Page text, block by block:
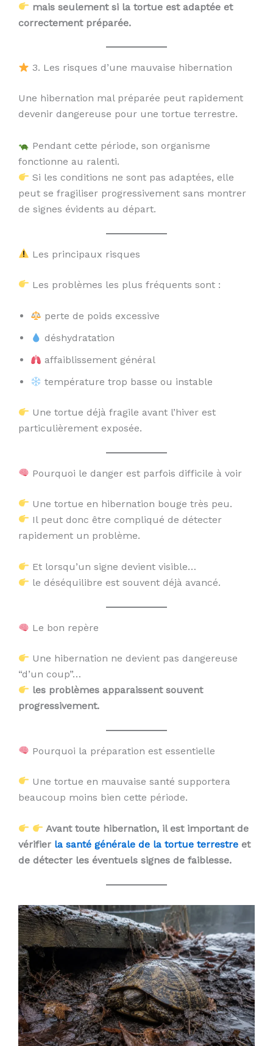
mais seulement si la tortue est adaptée et
correctement préparée.
3. Les risques d’une mauvaise hibernation
Une hibernation mal préparée peut rapidement
devenir dangereuse pour une tortue terrestre.
Pendant cette période, son organisme
fonctionne au ralenti.
Si les conditions ne sont pas adaptées, elle
peut se fragiliser progressivement sans montrer
de signes évidents au départ.
Les principaux risques
Les problèmes les plus fréquents sont :
perte de poids excessive
déshydratation
affaiblissement général
température trop basse ou instable
Une tortue déjà fragile avant l’hiver est
particulièrement exposée.
Pourquoi le danger est parfois difficile à voir
Une tortue en hibernation bouge très peu.
Il peut donc être compliqué de détecter
rapidement un problème.
Et lorsqu’un signe devient visible…
le déséquilibre est souvent déjà avancé.
Le bon repère
Une hibernation ne devient pas dangereuse
“d’un coup”…
les problèmes apparaissent souvent
progressivement.
Pourquoi la préparation est essentielle
Une tortue en mauvaise santé supportera
beaucoup moins bien cette période.
Avant toute hibernation, il est important de
vérifier la santé générale de la tortue terrestre et
de détecter les éventuels signes de faiblesse.